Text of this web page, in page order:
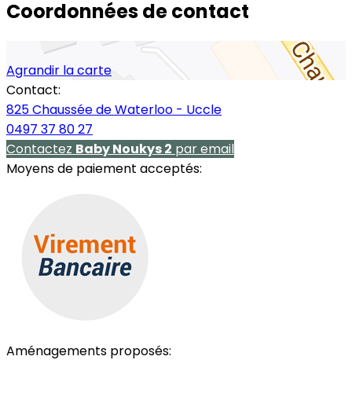
Coordonnées de contact
Agrandir la carte
Contact:
825 Chaussée de Waterloo - Uccle
0497 37 80 27
Contactez Baby Noukys 2 par email
Moyens de paiement acceptés:
Aménagements proposés: